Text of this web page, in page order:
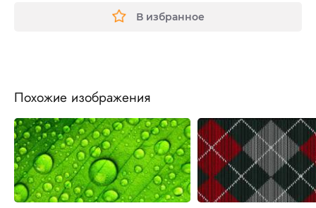
В избранное
Похожие изображения